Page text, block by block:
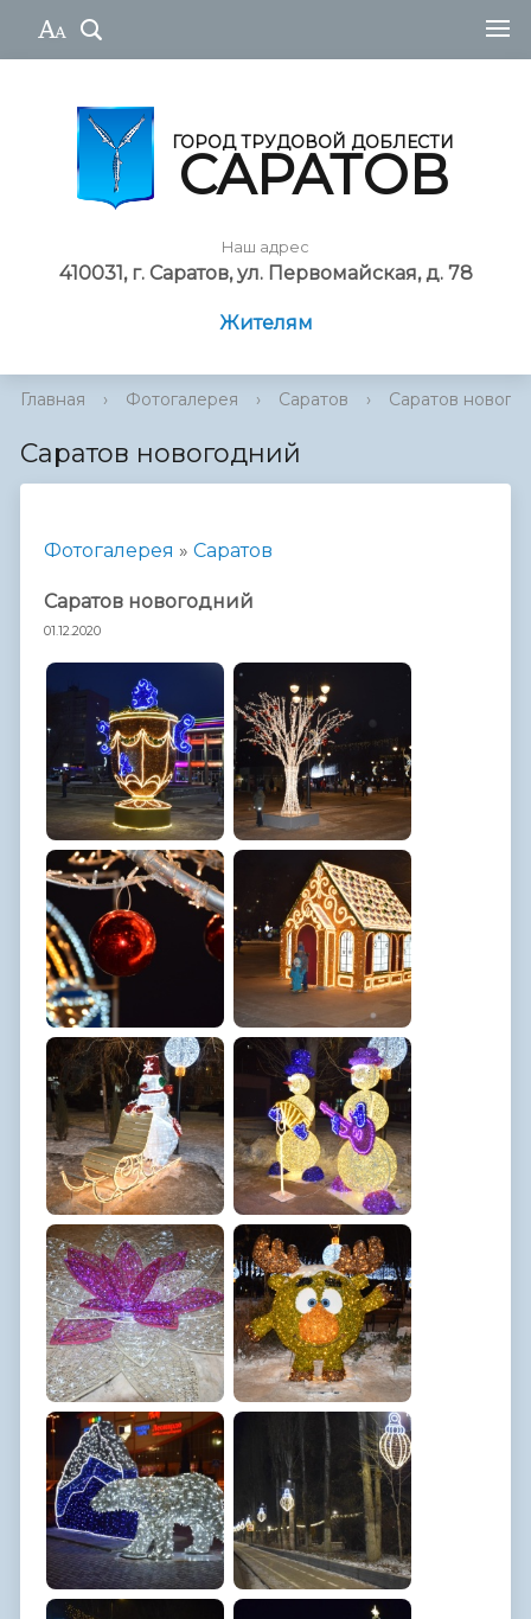
ГОРОД ТРУДОВОЙ ДОБЛЕСТИ
САРАТОВ
Наш адрес
410031, г. Саратов, ул. Первомайская, д. 78
Жителям
Главная › Фотогалерея › Саратов › Саратов
Саратов новогодний
Фотогалерея » Саратов
Саратов новогодний
01.12.2020